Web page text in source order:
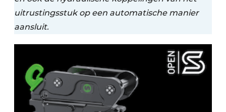
uitrustingsstuk op een automatische manier
aansluit.